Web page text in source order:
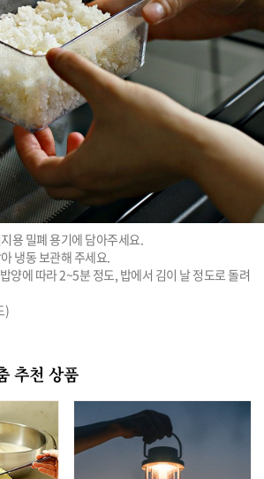
용 밀폐 용기에 담아주세요.
냉동 보관해 주세요.
양에 따라 2~5분 정도, 밥에서 김이 날 정도로 돌려
)
추천 상품